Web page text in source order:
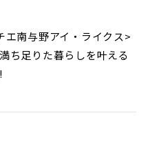
南与野アイ・ライクス>
ち足りた暮らしを叶える